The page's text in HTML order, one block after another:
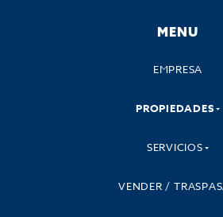
MENU
EMPRESA
PROPIEDADES
SERVICIOS
VENDER /